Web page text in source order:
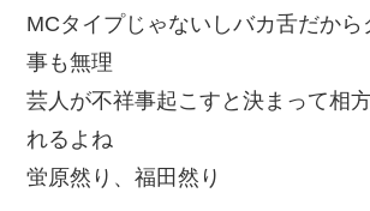
MCタイプじゃないしバカ舌だから
事も無理
芸人が不祥事起こすと決まって相
れるよね
蛍原然り、福田然り